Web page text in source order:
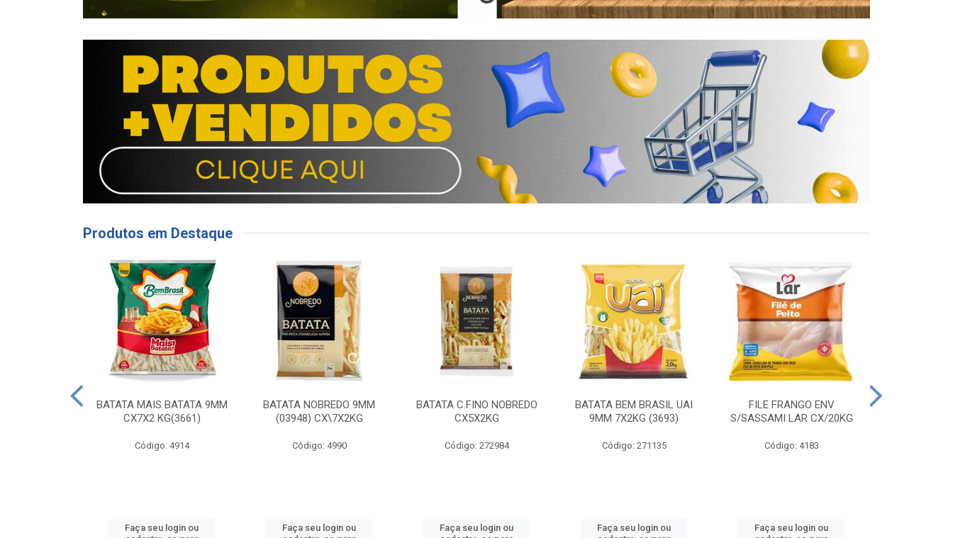
Produtos em Destaque
BATATA MAIS BATATA 9MM
CX7X2 KG(3661)
Código: 4914
Faça seu login ou
BATATA NOBREDO 9MM
(03948) CX\7X2KG
Código: 4990
Faça seu login ou
BATATA C.FINO NOBREDO
CX5X2KG
Código: 272984
Faça seu login ou
BATATA BEM BRASIL UAI
9MM 7X2KG (3693)
Código: 271135
Faça seu login ou
FILE FRANGO ENV
S/SASSAMI LAR CX/20KG
Código: 4183
Faça seu login ou